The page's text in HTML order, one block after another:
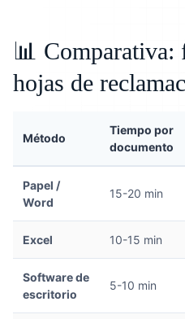
📊 Comparativa:
hojas de
Método
Tiempo por
documento
Papel /
Word
15-20 min
Excel 10-15 min
Software de
escritorio
5-10 min